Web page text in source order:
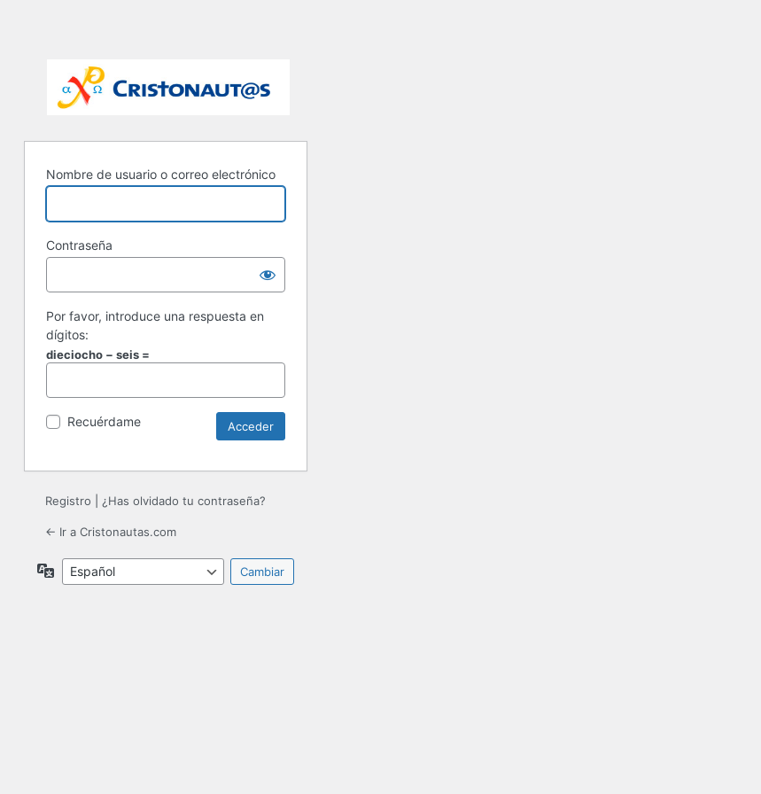
Nombre de usuario o correo electrónico
Contraseña
Por favor, introduce una respuesta en
dígitos:
dieciocho − seis =
Recuérdame
Registro ¿Has olvidado tu contraseña?
← Ir a Cristonautas.com
Idioma